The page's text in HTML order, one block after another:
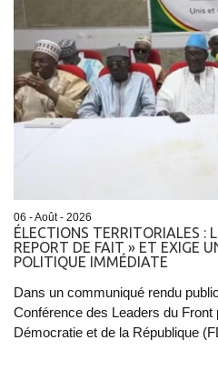
06 - Août - 2026
ÉLECTIONS TERRITORIALES :
REPORT DE FAIT » ET EXIGE
POLITIQUE IMMÉDIATE
Dans un communiqué rendu
Conférence des Leaders du Front
Démocratie et de la République